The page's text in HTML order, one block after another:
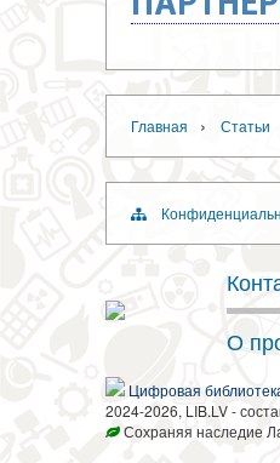
Главная › Статьи
О
Цифровая
2024-2026, LIB.LV -
Сохраняя наследие